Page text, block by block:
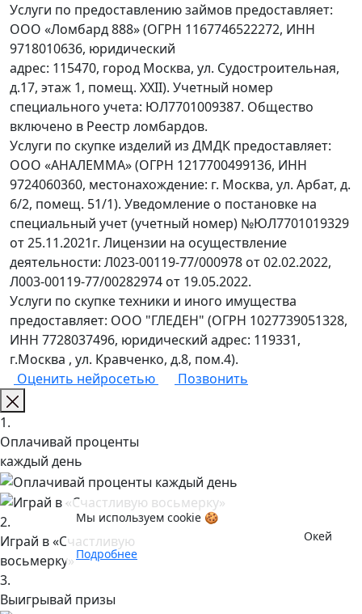
Услуги по предоставлению займов предоставляет:
ООО «Ломбард 888» (ОГРН 1167746522272, ИНН
9718010636, юридический
адрес: 115470, город Москва, ул. Судостроительная,
д.17, этаж 1, помещ. XXII). Учетный номер
специального учета: ЮЛ7701009387. Общество
включено в Реестр ломбардов.
Услуги по скупке изделий из ДМДК предоставляет:
ООО «АНАЛЕММА» (ОГРН 1217700499136, ИНН
9724060360, местонахождение: г. Москва, ул. Арбат, д.
6/2, помещ. 51/1). Уведомление о постановке на
специальный учет (учетный номер) №ЮЛ7701019329
от 25.11.2021г. Лицензии на осуществление
деятельности: Л023-00119-77/000978 от 02.02.2022,
Л003-00119-77/00282974 от 19.05.2022.
Услуги по скупке техники и иного имущества
предоставляет: ООО "ГЛЕДЕН" (ОГРН 1027739051328,
ИНН 7728037496, юридический адрес: 119331,
г.Москва , ул. Кравченко, д.8, пом.4).
Оценить нейросетью
Позвонить
Мы используем cookie 🍪
Подробнее
Окей
1.
Оплачивай проценты
каждый день
2.
Играй в «Счастливую
восьмерку»
3.
Выигрывай призы